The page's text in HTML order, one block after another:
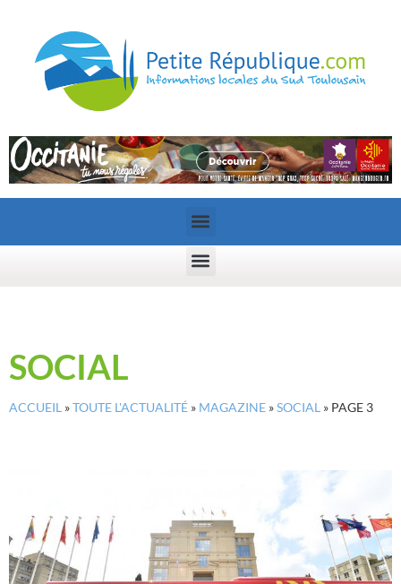
SOCIAL
ACCUEIL »TOUTE L'ACTUALITÉ » MAGAZINE »SOCIAL » PAGE 3